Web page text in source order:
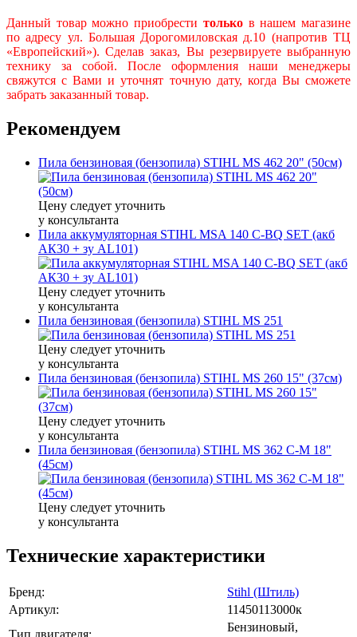
Данный товар можно приобрести тольков нашем магазине
по адресу ул. Большая Дорогомиловская д.10 (напротив ТЦ
«Европейский»). Сделав заказ, Вы резервируете выбранную
технику за собой. После оформления наши менеджеры
свяжутся с Вами и уточнят точную дату, когда Вы сможете
забрать заказанный товар.
Рекомендуем
Пила бензиновая (бензопила) STIHL MS 462 20" (50см)
Цену следует уточнить
у консультанта
Пила аккумуляторная STIHL MSA 140 C-BQ SET (акб
АК30 + зу AL101)
Цену следует уточнить
у консультанта
Пила бензиновая (бензопила) STIHL MS 251
Цену следует уточнить
у консультанта
Пила бензиновая (бензопила) STIHL MS 260 15" (37см)
Цену следует уточнить
у консультанта
Пила бензиновая (бензопила) STIHL MS 362 C-M 18"
(45см)
Цену следует уточнить
у консультанта
Технические характеристики
Бренд:
Stihl (Штиль)
Артикул:
11450113000к
Тип двигателя:
Бензиновый,